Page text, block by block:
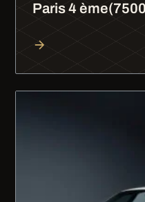
Paris 4